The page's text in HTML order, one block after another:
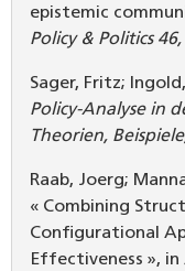
epistemic
Policy & Politics 46,
Sager, Fritz;
Policy-Analyse in
Theorien,
Raab, Joerg;
« Combining
Configurational
Effectiveness », in